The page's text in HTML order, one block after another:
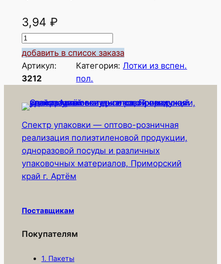
3,94 ₽
К
о
л
и
ч
е
с
т
в
о
т
о
р
а
добавить в список заказа
Артикул:
3212
Категория:Лотки из вспен.
пол.
Спектр упаковки — оптово-розничная
реализация полиэтиленовой продукции,
одноразовой посуды и различных
упаковочных материалов, Приморский
край г. Артём
Поставщикам
Покупателям
1. Пакеты